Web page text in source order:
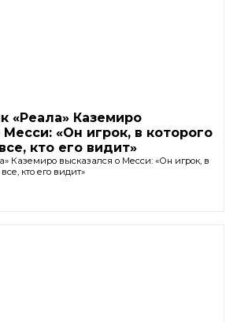
«Реала» Каземиро
«Он игрок, в которого
кто его видит»
Каземиро высказался о Месси: «Он игрок, в
кто его видит»